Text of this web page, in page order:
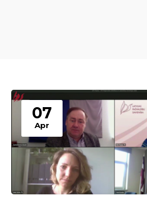
07
Apr